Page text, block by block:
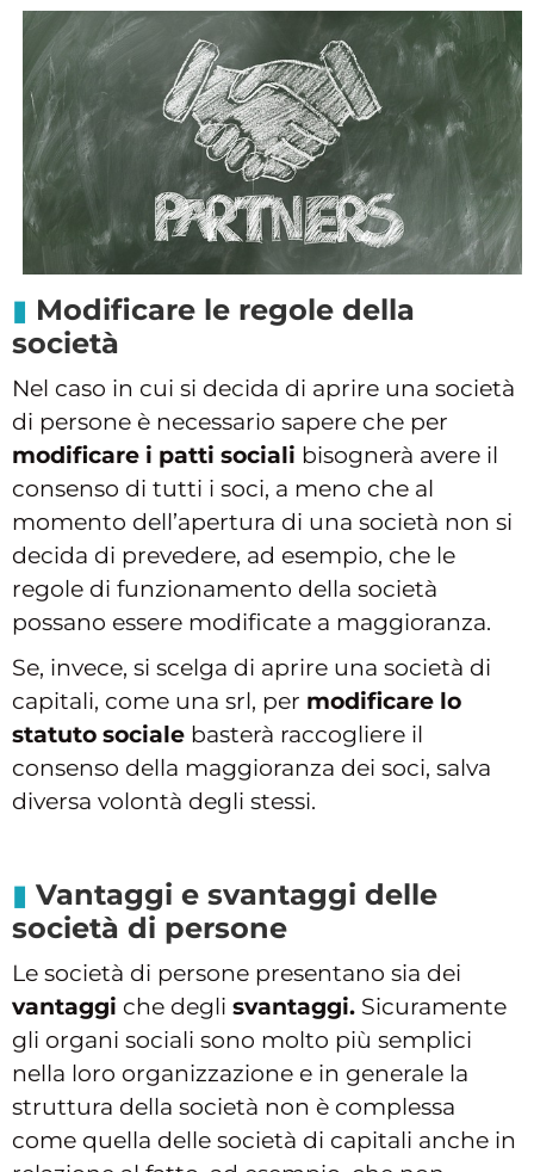
Modificare le regole della
società
Nel caso in cui si decida di aprire una società
di persone è necessario sapere che per
modificare i patti sociali bisognerà avere il
consenso di tutti i soci, a meno che al
momento dell’apertura di una società non si
decida di prevedere, ad esempio, che le
regole di funzionamento della società
possano essere modificate a maggioranza.
Se, invece, si scelga di aprire una società di
capitali, come una srl, per modificare lo
statuto sociale basterà raccogliere il
consenso della maggioranza dei soci, salva
diversa volontà degli stessi.
Vantaggi e svantaggi delle
società di persone
Le società di persone presentano sia dei
vantaggi che degli svantaggi. Sicuramente
gli organi sociali sono molto più semplici
nella loro organizzazione e in generale la
struttura della società non è complessa
come quella delle società di capitali anche in